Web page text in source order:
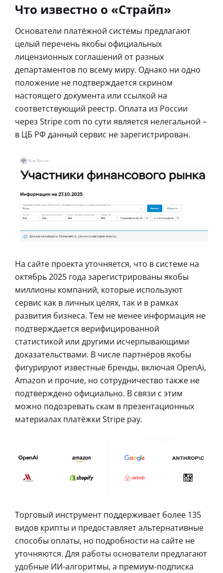
Что известно о «Страйп»
Основатели платёжной системы предлагают
целый перечень якобы официальных
лицензионных соглашений от разных
департаментов по всему миру. Однако ни одно
положение не подтверждается скрином
настоящего документа или ссылкой на
соответствующий реестр. Оплата из России
через Stripe com по сути является нелегальной –
в ЦБ РФ данный сервис не зарегистрирован.
На сайте проекта уточняется, что в системе на
октябрь 2025 года зарегистрированы якобы
миллионы компаний, которые используют
сервис как в личных целях, так и в рамках
развития бизнеса. Тем не менее информация не
подтверждается верифицированной
статистикой или другими исчерпывающими
доказательствами. В числе партнёров якобы
фигурируют известные бренды, включая OpenAi,
Amazon и прочие, но сотрудничество также не
подтверждено официально. В связи с этим
можно подозревать скам в презентационных
материалах платёжки Stripe pay.
Торговый инструмент поддерживает более 135
видов крипты и предоставляет альтернативные
способы оплаты, но подробности на сайте не
уточняются. Для работы основатели предлагают
удобные ИИ-алгоритмы, а премиум-подписка